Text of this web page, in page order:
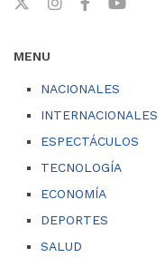
MENU
NACIONALES
INTERNACIONALES
ESPECTÁCULOS
TECNOLOGÍA
ECONOMÍA
DEPORTES
SALUD